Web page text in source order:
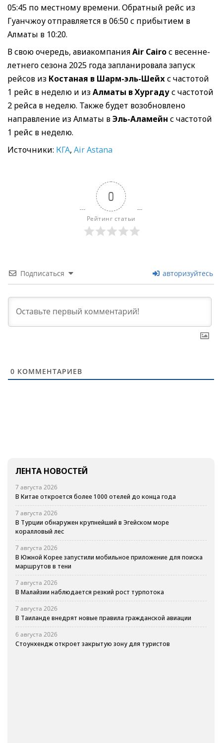
05:45 по местному времени. Обратный рейс из
Гуанчжоу отправляется в 06:50 с прибытием в
Алматы в 10:20.
В свою очередь, авиакомпанияAir Cairoс весенне-
летнего сезона 2025 года запланировала запуск
рейсов из Костаная в Шарм-эль-Шейхс частотой
1 рейс в неделю и изАлматы в Хургадус частотой
2 рейса в неделю. Также будет возобновлено
направление из Алматы вЭль-Аламейн с частотой
1 рейс в неделю.
Источники: КГА, Air Astana
0
Рейтинг статьи
Подписаться авторизуйтесь
0 КОММЕНТАРИЕВ
ЛЕНТА НОВОСТЕЙ
7 августа 2026
В Китае откроется более 1000 отелей до конца года
7 августа 2026
В Турции обнаружен крупнейший в Эгейском море
коралловый лес
7 августа 2026
В Южной Корее запустили мобильное приложение для поиска
маршрутов в тени
7 августа 2026
В Малайзии наблюдается резкий рост турпотока
7 августа 2026
В Таиланде внедрят новые правила гражданской авиации
6 августа 2026
Стоунхендж откроет закрытую зону для туристов